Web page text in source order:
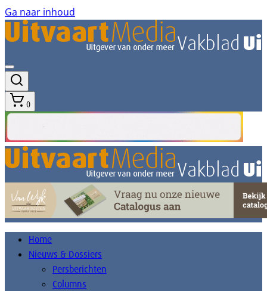
Ga naar inhoud
0
Home
Nieuws & Dossiers
Persberichten
Columns